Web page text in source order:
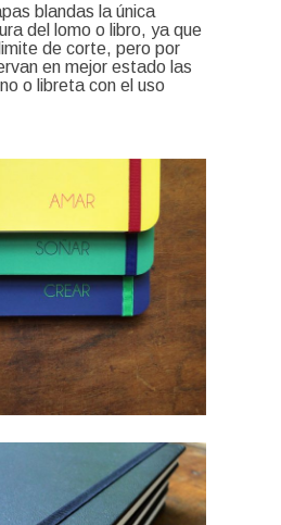
blandas la única
del lomo o libro, ya que
de corte, pero por
en mejor estado las
o libreta con el uso